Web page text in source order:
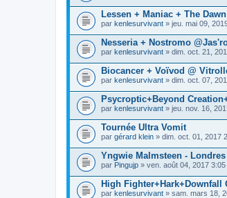
Lessen + Maniac + The
par kenlesurvivant » jeu. mai 09,
Nesseria + Nostromo
par kenlesurvivant » dim. oct. 21,
Biocancer + Voïvod @
par kenlesurvivant » dim. oct. 07,
Psycroptic+Beyond
par kenlesurvivant » jeu. nov. 16,
Tournée Ultra Vomit
par gérard klein » dim. oct. 01, 2017
Yngwie Malmsteen - Londres
par Pingujp » ven. août 04, 2017 3:05
High Fighter+Hark+Downfall
par kenlesurvivant » sam. mars 18,